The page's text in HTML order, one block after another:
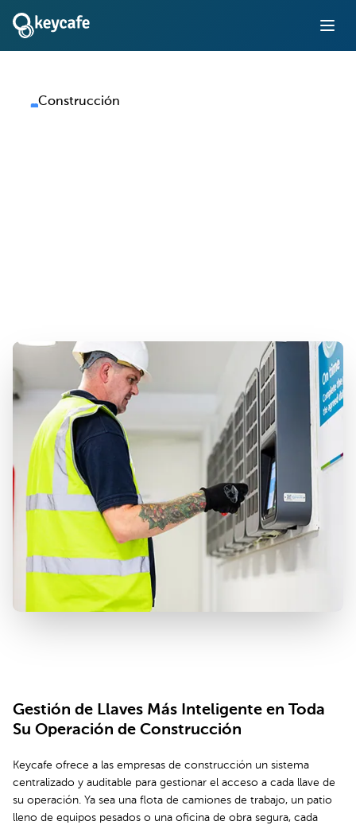
Construcción
Gestión de Llaves Más Inteligente en Toda
Su Operación de Construcción
Keycafe ofrece a las empresas de construcción un sistema
centralizado y auditable para gestionar el acceso a cada llave de
su operación. Ya sea una flota de camiones de trabajo, un patio
lleno de equipos pesados o una oficina de obra segura, cada